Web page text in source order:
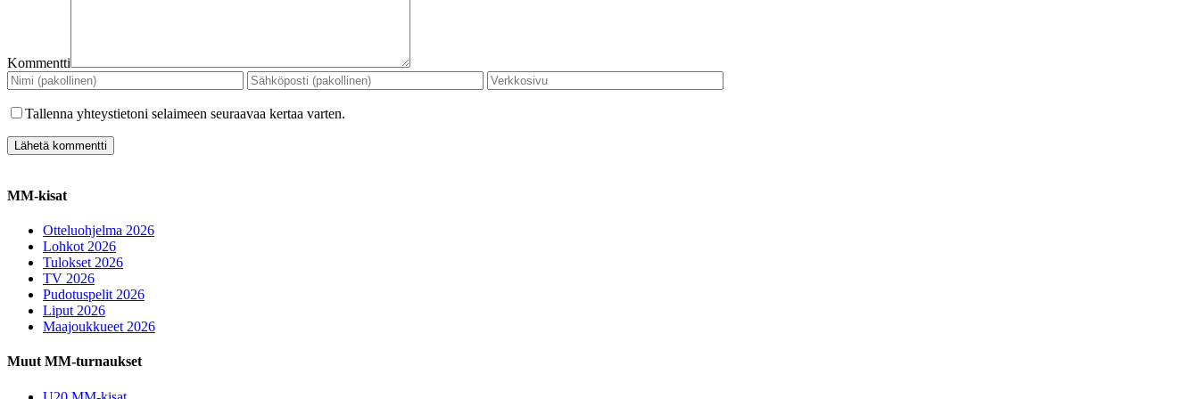
Kommentti
Tallenna yhteystietoni selaimeen seuraavaa kertaa varten.
MM-kisat
Otteluohjelma 2026
Lohkot 2026
Tulokset 2026
TV 2026
Pudotuspelit 2026
Liput 2026
Maajoukkueet 2026
Muut MM-turnaukset